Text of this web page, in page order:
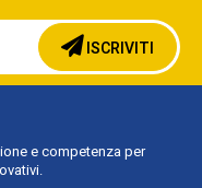
: Sì
ISCRIVITI
e competenza per